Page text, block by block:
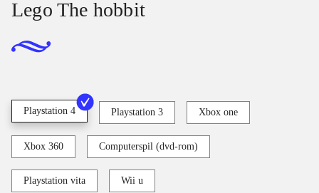
Lego The hobbit
Playstation 4 Playstation 3 Xbox one
Xbox 360 Computerspil (dvd-rom)
Playstation vita Wii u